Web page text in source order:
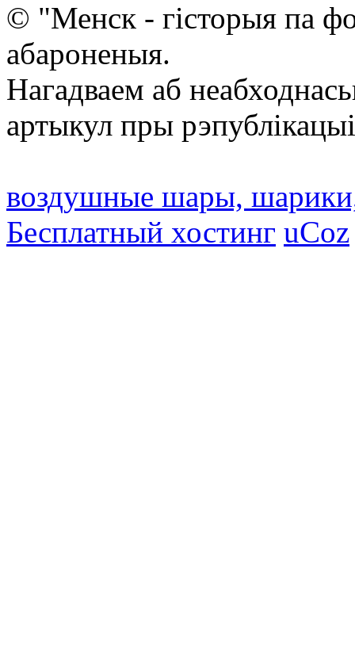
© "Менск - гісторыя па
абароненыя.
Нагадваем аб
артыкул пры
воздушные шары,
Бесплатный хостинг uCoz